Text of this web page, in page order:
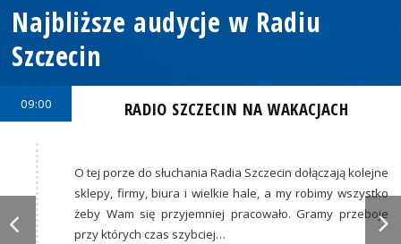
Najbliższe audycje w Radiu
Szczecin
09:00 RADIO SZCZECIN NA WAKACJACH
O tej porze do słuchania Radia Szczecin dołączają kolejne
sklepy, firmy, biura i wielkie hale, a my robimy wszystko
żeby Wam się przyjemniej pracowało. Gramy przeboje
przy których czas szybciej…